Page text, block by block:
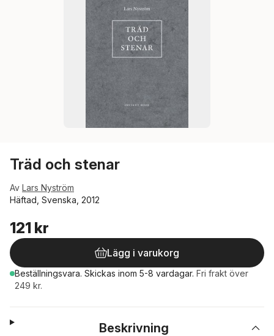
Träd och stenar
Av Lars Nyström
Häftad, Svenska, 2012
121 kr
Lägg i varukorg
Beställningsvara. Skickas inom 5-8 vardagar. Fri frakt över
249 kr.
Beskrivning